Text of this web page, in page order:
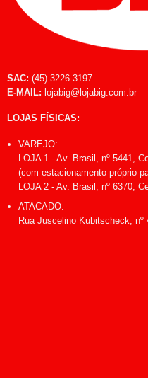
SAC: (45) 3226-3197
E-MAIL: lojabig@lojabig.com.br
LOJAS FÍSICAS:
VAREJO:
LOJA 1 - Av. Brasil, nº 5441,
(com estacionamento próprio
LOJA 2 - Av. Brasil, nº 6370,
ATACADO:
Rua Juscelino Kubitscheck, nº